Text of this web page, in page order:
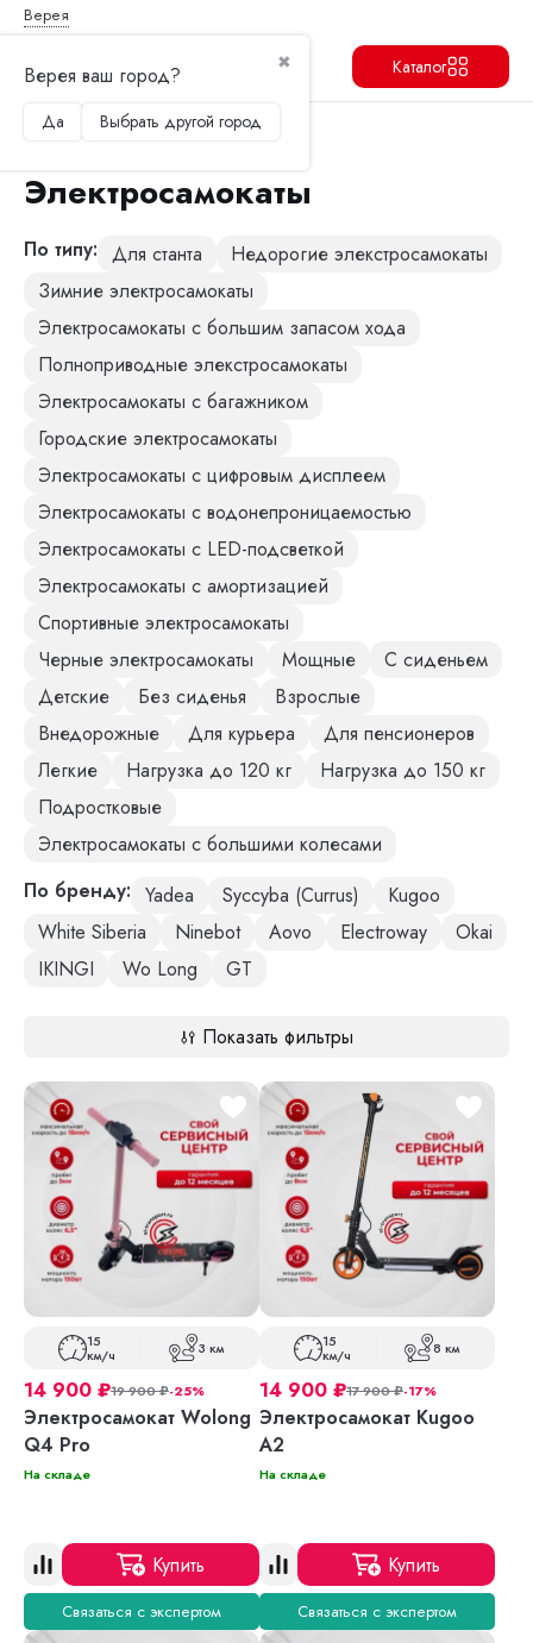
Верея
✖
Верея ваш город?
Да Выбрать другой город
Каталог
Главная Электросамокаты
Электросамокаты
По типу: Для станта
Недорогие элекстросамокаты
Зимние электросамокаты
Электросамокаты с большим запасом хода
Полноприводные элекстросамокаты
Электросамокаты с багажником
Городские электросамокаты
Электросамокаты с цифровым дисплеем
Электросамокаты с водонепроницаемостью
Электросамокаты с LED-подсветкой
Электросамокаты с амортизацией
Спортивные электросамокаты
Черные электросамокаты
Мощные
С сиденьем
Детские
Без сиденья
Взрослые
Внедорожные
Для курьера
Для пенсионеров
Легкие
Нагрузка до 120 кг
Нагрузка до 150 кг
Подростковые
Электросамокаты с большими колесами
По бренду: Yadea Syccyba (Currus)
Kugoo
White Siberia
Ninebot Aovo Electroway
Okai
IKINGI
Wo Long GT
Показать фильтры
15
км/ч 3 км
14 900 ₽19 900₽-25%
Электросамокат Wolong
Q4 Pro
На складе
Купить
Связаться с экспертом
15
км/ч 8 км
14 900 ₽17 900₽-17%
Электросамокат Kugoo
A2
На складе
Купить
Связаться с экспертом
Продолжить